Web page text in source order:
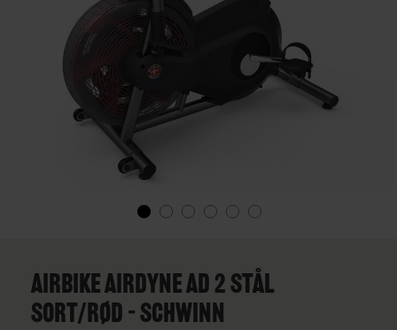
BILLEDGALLERIET
AIRBIKE AIRDYNE AD 2 STÅL
SORT/RØD – SCHWINN